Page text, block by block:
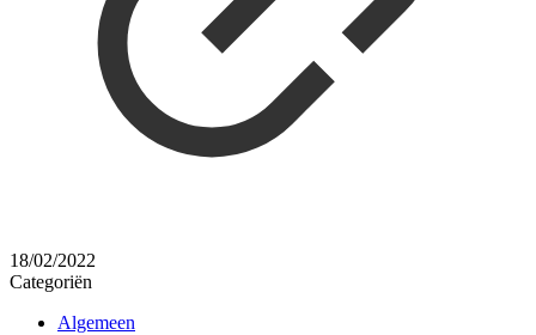
18/02/2022
Categoriën
Algemeen